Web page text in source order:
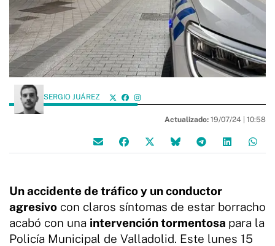
SERGIO JUÁREZ
Actualizado: 19/07/24 | 10:58
Un accidente de tráfico y un conductor
agresivo con claros síntomas de estar borracho
acabó con una intervención tormentosa para la
Policía Municipal de Valladolid. Este lunes 15